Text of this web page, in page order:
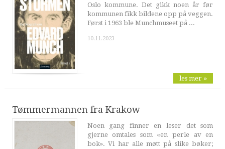
Oslo kommune. Det gikk noen år før
kommunen fikk bildene opp på veggen.
Først i 1963 ble Munchmuseet på ...
10.11.2023
les mer »
Tømmermannen fra Krakow
Noen gang finner en leser det som
gjerne omtales som «en perle av en
bok». Vi har alle møtt på slike bøker;